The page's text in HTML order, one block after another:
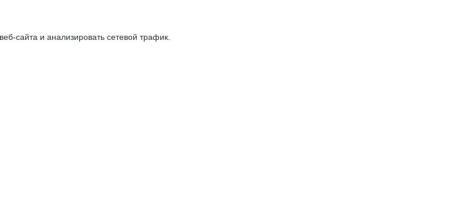
сайта и анализировать сетевой трафик.